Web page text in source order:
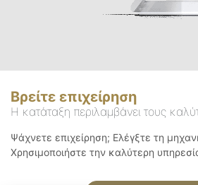
Βρείτε επιχείρηση
Η κατάταξη περιλαμβάνει τους
Ψάχνετε επιχείρηση; Ελέγξτε τη
Χρησιμοποιήστε την καλύτερη